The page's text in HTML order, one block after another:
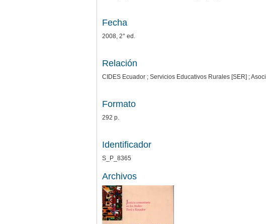
Fecha
2008, 2° ed.
Relación
CIDES Ecuador ; Servicios Educativos Rurales [SER] ;
Formato
292 p.
Identificador
S_P_8365
Archivos